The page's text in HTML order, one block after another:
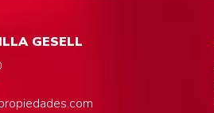
GESELL